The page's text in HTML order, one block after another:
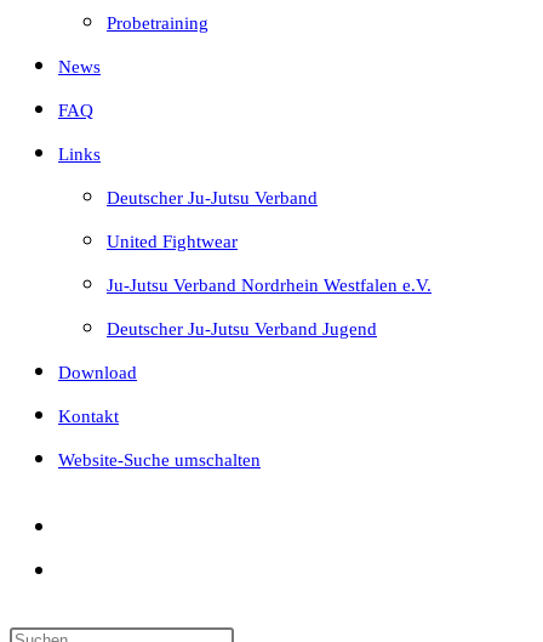
Probetraining
News
FAQ
Links
Deutscher Ju-Jutsu Verband
United Fightwear
Ju-Jutsu Verband Nordrhein Westfalen e.V.
Deutscher Ju-Jutsu Verband Jugend
Download
Kontakt
Website-Suche umschalten